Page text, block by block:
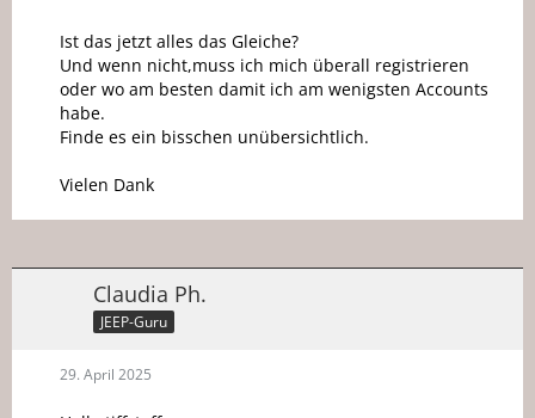
Ist das jetzt alles das Gleiche?
Und wenn nicht,muss ich mich überall registrieren
oder wo am besten damit ich am wenigsten Accounts
habe.
Finde es ein bisschen unübersichtlich.
Vielen Dank
Claudia Ph.
JEEP-Guru
29. April 2025